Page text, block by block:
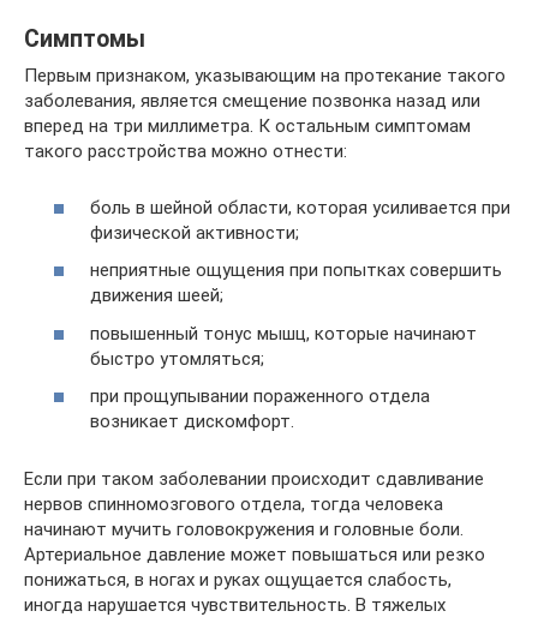
Симптомы
Первым признаком, указывающим на протекание такого
заболевания, является смещение позвонка назад или
вперед на три миллиметра. К остальным симптомам
такого расстройства можно отнести:
боль в шейной области, которая усиливается при
физической активности;
неприятные ощущения при попытках совершить
движения шеей;
повышенный тонус мышц, которые начинают
быстро утомляться;
при прощупывании пораженного отдела
возникает дискомфорт.
Если при таком заболевании происходит сдавливание
нервов спинномозгового отдела, тогда человека
начинают мучить головокружения и головные боли.
Артериальное давление может повышаться или резко
понижаться, в ногах и руках ощущается слабость,
иногда нарушается чувствительность. В тяжелых